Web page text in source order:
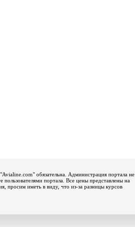
обязательна. Администрация портала не
пользователями портала. Все цены представлены на
просим иметь в виду, что из-за разницы курсов